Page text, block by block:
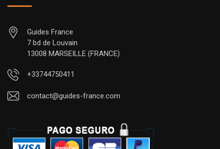
Guides France
7 bd de Louvain
13008 MARSEILLE (FRANCE)
+33744750411
contact@guides-france.com